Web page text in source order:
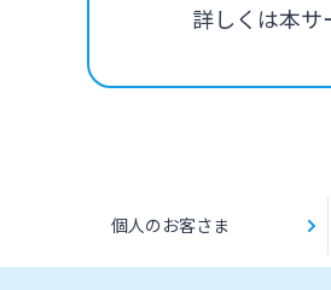
詳しくは本サ
個人のお客さま